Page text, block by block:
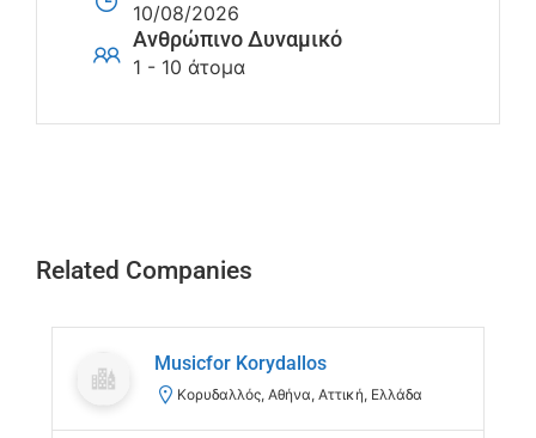
10/08/2026
Ανθρώπινο Δυναμικό
1 - 10 άτομα
Related Companies
Musicfor Korydallos
Κορυδαλλός, Αθήνα, Αττική, Ελλάδα